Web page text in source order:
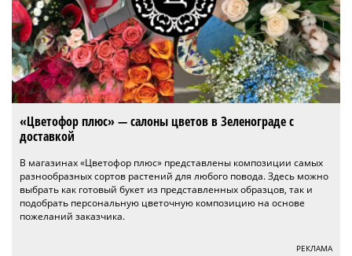
«Цветофор плюс» — салоны цветов в Зеленограде с
доставкой
В магазинах «Цветофор плюс» представлены композиции самых
разнообразных сортов растений для любого повода. Здесь можно
выбрать как готовый букет из представленных образцов, так и
подобрать персональную цветочную композицию на основе
пожеланий заказчика.
РЕКЛАМА